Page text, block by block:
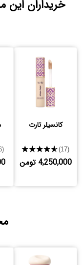
خریداران
کانسیلر تارت
★★★★★(17)
4,250,000 تومن